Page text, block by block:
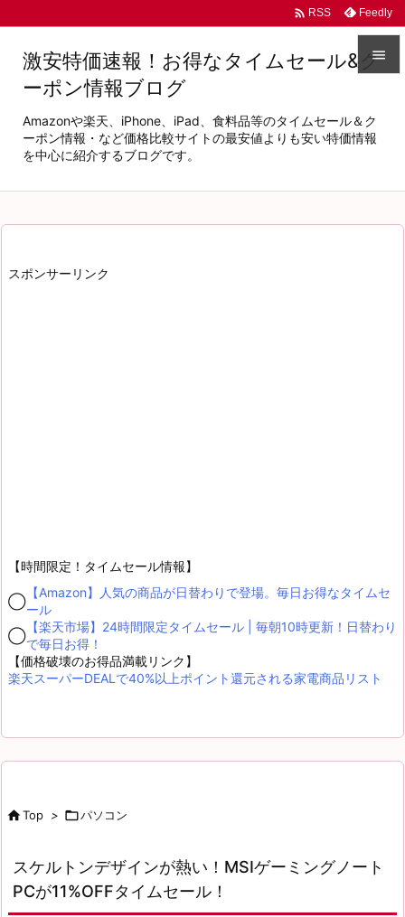




 RSS Feedly
激安特価速報！お得なタイムセール&ク
ーポン情報ブログ
Amazonや楽天、iPhone、iPad、食料品等のタイムセール＆ク
ーポン情報・など価格比較サイトの最安値よりも安い特価情報
を中心に紹介するブログです。
スポンサーリンク
【時間限定！タイムセール情報】
◯
【Amazon】人気の商品が日替わりで登場。毎日お得なタイムセ
ール
◯
【楽天市場】24時間限定タイムセール | 毎朝10時更新！日替わり
で毎日お得！
【価格破壊のお得品満載リンク】
楽天スーパーDEALで40%以上ポイント還元される家電商品リスト
Top > パソコン
スケルトンデザインが熱い！MSIゲーミングノート
PCが11%OFFタイムセール！